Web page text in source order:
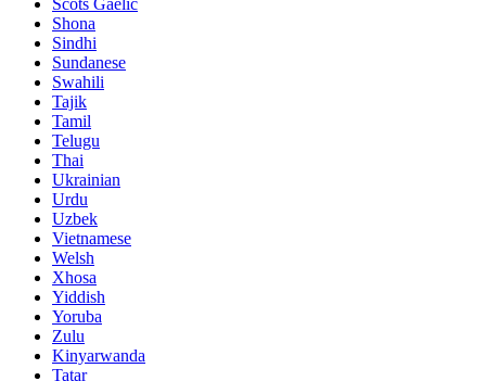
Scots Gaelic
Shona
Sindhi
Sundanese
Swahili
Tajik
Tamil
Telugu
Thai
Ukrainian
Urdu
Uzbek
Vietnamese
Welsh
Xhosa
Yiddish
Yoruba
Zulu
Kinyarwanda
Tatar